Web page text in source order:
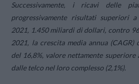
Successivamente, i ricavi delle
progressivamente risultati superiori
2021, 1.450 miliardi di dollari, contro
2021, la crescita media annua
del 16,8%, valore nettamente
dalle telco nel loro complesso (2,1%).